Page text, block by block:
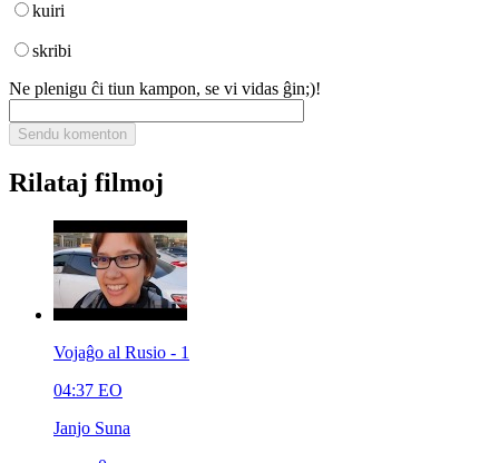
kuiri
skribi
Ne plenigu ĉi tiun kampon, se vi vidas ĝin;)!
Rilataj filmoj
Vojaĝo al Rusio - 1
04:37 EO
Janjo Suna